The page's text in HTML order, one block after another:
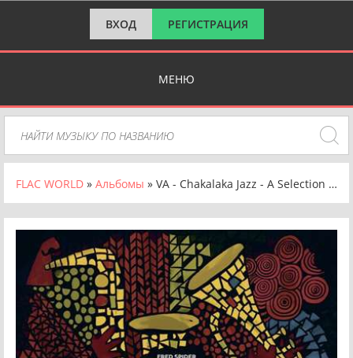
ВХОД РЕГИСТРАЦИЯ
МЕНЮ
FLAC WORLD » Альбомы » VA - Chakalaka Jazz - A Selection of South African Gems [24-bit Hi-Res] (2024) FLAC